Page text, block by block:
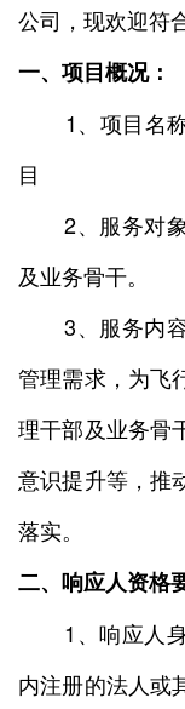
公司，现欢迎符
一、项目概况：
1、项目名称
目
2、服务对象
及业务骨干。
3、服务内容
管理需求，为飞
理干部及业务骨
意识提升等，推
落实。
二、响应人资格
1、响应人身
内注册的法人或